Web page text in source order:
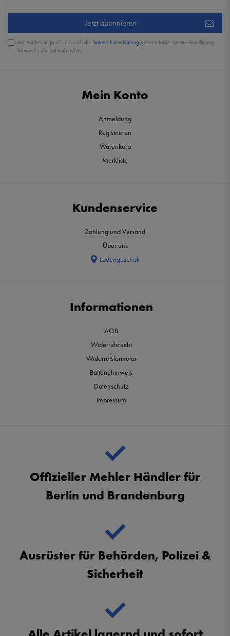
Mein Konto
Anmeldung
Registrieren
Warenkorb
Merkliste
Kundenservice
Zahlung und Versand
Über uns
Ladengeschäft
Informationen
AGB
Widerrufsrecht
Widerrufsformular
Batteriehinweis
Datenschutz
Impressum
Jetzt abonnieren
Hiermit bestätige ich, dass ich die Daten­schutz­erklärung gelesen habe. Meine Einwilligung
kann ich jederzeit widerrufen.
Offizieller Mehler Händler für
Berlin und Brandenburg
Ausrüster für Behörden, Polizei &
Sicherheit